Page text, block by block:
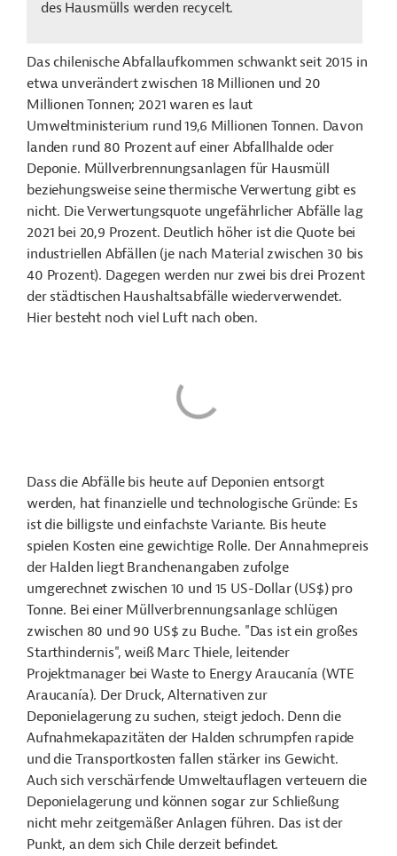
des Hausmülls werden recycelt.
Das chilenische Abfallaufkommen schwankt seit 2015 in
etwa unverändert zwischen 18 Millionen und 20
Millionen Tonnen; 2021 waren es laut
Umweltministerium rund 19,6 Millionen Tonnen. Davon
landen rund 80 Prozent auf einer Abfallhalde oder
Deponie. Müllverbrennungsanlagen für Hausmüll
beziehungsweise seine thermische Verwertung gibt es
nicht. Die Verwertungsquote ungefährlicher Abfälle lag
2021 bei 20,9 Prozent. Deutlich höher ist die Quote bei
industriellen Abfällen (je nach Material zwischen 30 bis
40 Prozent). Dagegen werden nur zwei bis drei Prozent
der städtischen Haushaltsabfälle wiederverwendet.
Hier besteht noch viel Luft nach oben.
Dass die Abfälle bis heute auf Deponien entsorgt
werden, hat finanzielle und technologische Gründe: Es
ist die billigste und einfachste Variante. Bis heute
spielen Kosten eine gewichtige Rolle. Der Annahmepreis
der Halden liegt Branchenangaben zufolge
umgerechnet zwischen 10 und 15 US-Dollar (US$) pro
Tonne. Bei einer Müllverbrennungsanlage schlügen
zwischen 80 und 90 US$ zu Buche. "Das ist ein großes
Starthindernis", weiß Marc Thiele, leitender
Projektmanager bei Waste to Energy Araucanía (WTE
Araucanía). Der Druck, Alternativen zur
Deponielagerung zu suchen, steigt jedoch. Denn die
Aufnahmekapazitäten der Halden schrumpfen rapide
und die Transportkosten fallen stärker ins Gewicht.
Auch sich verschärfende Umweltauflagen verteuern die
Deponielagerung und können sogar zur Schließung
nicht mehr zeitgemäßer Anlagen führen. Das ist der
Punkt, an dem sich Chile derzeit befindet.